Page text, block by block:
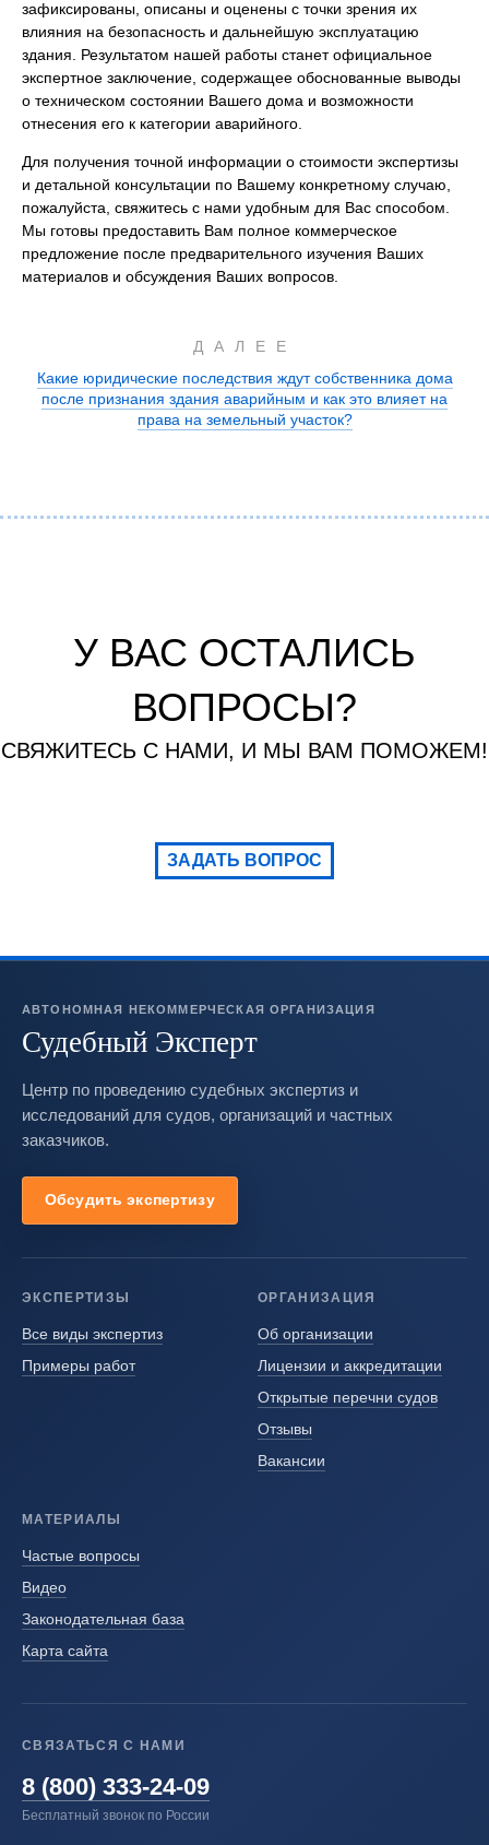
зафиксированы, описаны и оценены с точки зрения их
влияния на безопасность и дальнейшую эксплуатацию
здания. Результатом нашей работы станет официальное
экспертное заключение, содержащее обоснованные выводы
о техническом состоянии Вашего дома и возможности
отнесения его к категории аварийного.
Для получения точной информации о стоимости экспертизы
и детальной консультации по Вашему конкретному случаю,
пожалуйста, свяжитесь с нами удобным для Вас способом.
Мы готовы предоставить Вам полное коммерческое
предложение после предварительного изучения Ваших
материалов и обсуждения Ваших вопросов.
ДАЛЕЕ
Какие юридические последствия ждут собственника дома
после признания здания аварийным и как это влияет на
права на земельный участок?
У ВАС ОСТАЛИСЬ
ВОПРОСЫ?
СВЯЖИТЕСЬ С НАМИ, И МЫ ВАМ ПОМОЖЕМ!
ЗАДАТЬ ВОПРОС
АВТОНОМНАЯ НЕКОММЕРЧЕСКАЯ ОРГАНИЗАЦИЯ
Судебный Эксперт
Центр по проведению судебных экспертиз и
исследований для судов, организаций и частных
заказчиков.
Обсудить экспертизу
ЭКСПЕРТИЗЫ
Все виды экспертиз
Примеры работ
ОРГАНИЗАЦИЯ
Об организации
Лицензии и аккредитации
Открытые перечни судов
Отзывы
Вакансии
МАТЕРИАЛЫ
Частые вопросы
Видео
Законодательная база
Карта сайта
СВЯЗАТЬСЯ С НАМИ
8 (800) 333-24-09
Бесплатный звонок по России